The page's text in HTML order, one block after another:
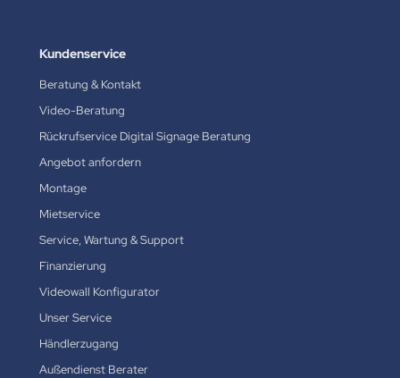
Kundenservice
Beratung & Kontakt
Video-Beratung
Rückrufservice Digital Signage Beratung
Angebot anfordern
Montage
Mietservice
Service, Wartung & Support
Finanzierung
Videowall Konfigurator
Unser Service
Händlerzugang
Außendienst Berater